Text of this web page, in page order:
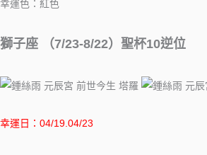
幸運色：紅色
獅子座 （7/23-8/22）聖杯10逆位
幸運日：04/19.04/23